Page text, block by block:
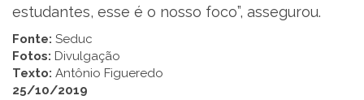
estudantes, esse é o nosso foco”, assegurou.
Fonte: Seduc
Fotos: Divulgação
Texto: Antônio Figueredo
25/10/2019